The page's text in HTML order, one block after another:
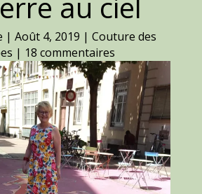
| Août 4, 2019 | Couture des
| 18 commentaires